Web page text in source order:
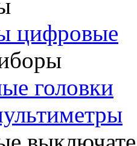
цифровые
головки